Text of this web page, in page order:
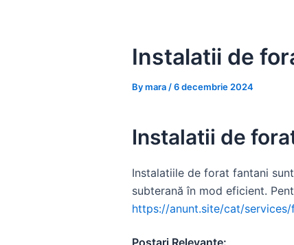
Instalatii de
Bymara /6 decembrie 2024
Instalatii de
Instalatiile de forat fantani
subterană în mod eficient.
https://anunt.site/cat/
Postari Relevante: